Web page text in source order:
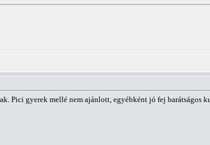
Pici gyerek mellé nem ajánlott, egyébként jó fej barátságos